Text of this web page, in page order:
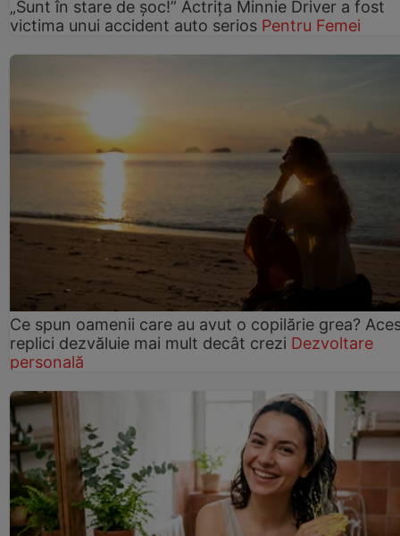
„Sunt în stare de șoc!” Actrița Minnie Driver a fost
victima unui accident auto serios Pentru Femei
Ce spun oamenii care au avut o copilărie grea?
replici dezvăluie mai mult decât crezi Dezvoltare
personală